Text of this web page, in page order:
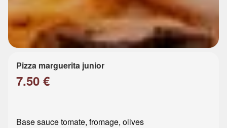
Pizza marguerita junior
7.50 €
Base sauce tomate, fromage, olives